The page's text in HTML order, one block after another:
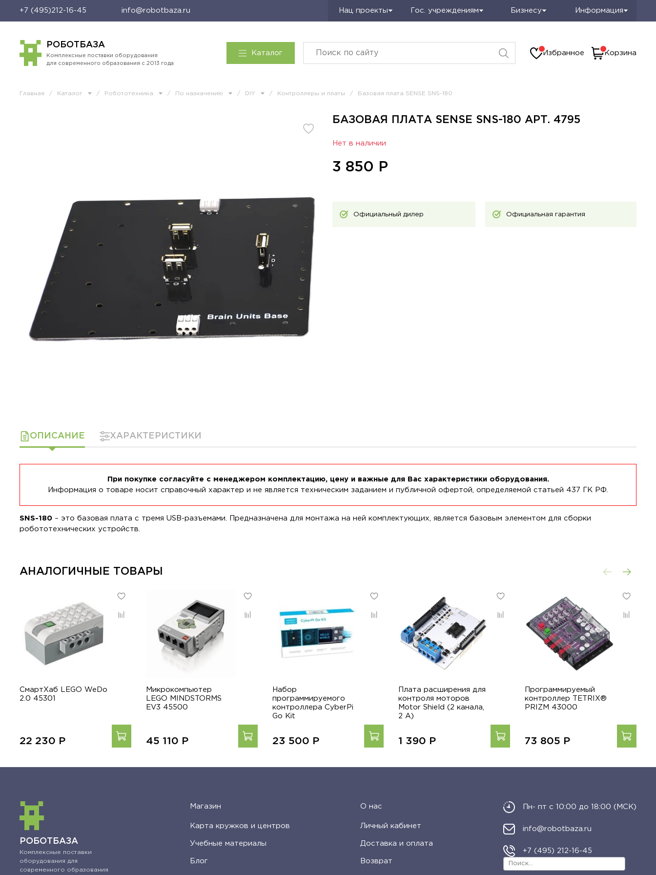
+7 (495)212-16-45 info@robotbaza.ru Нац проекты Гос. учреждениям Бизнесу Информация
РОБОТБАЗА
Комплексные поставки оборудования
для современного образования с 2013 года
Каталог Избранное Корзина
Главная / Каталог / Робототехника / По назначению / DIY / Контроллеры и платы / Базовая плата SENSE SNS-180
БАЗОВАЯ ПЛАТА SENSE SNS-180 АРТ. 4795
Нет в наличии
3 850 Р
Официальный дилер Официальная гарантия
ОПИСАНИЕ ХАРАКТЕРИСТИКИ
При покупке согласуйте с менеджером комплектацию, цену и важные для Вас характеристики оборудования.
Информация о товаре носит справочный характер и не является техническим заданием и публичной офертой, определяемой статьей 437 ГК РФ.
SNS-180 – это базовая плата с тремя USB-разъемами. Предназначена для монтажа на ней комплектующих, является базовым элементом для сборки
робототехнических устройств.
АНАЛОГИЧНЫЕ ТОВАРЫ
СмартХаб LEGO WeDo
2.0 45301
22 230 Р
Микрокомпьютер
LEGO MINDSTORMS
EV3 45500
45 110 Р
Набор
программируемого
контроллера CyberPi
Go Kit
23 500 Р
Плата расширения для
контроля моторов
Motor Shield (2 канала,
2 А)
1 390 Р
Программируемый
контроллер TETRIX®
PRIZM 43000
73 805 Р
РОБОТБАЗА
Комплексные поставки
оборудования для
современного образования
Магазин
Карта кружков и центров
Учебные материалы
Блог
О нас
Личный кабинет
Доставка и оплата
Возврат
Пн- пт с 10:00 до 18:00 (МСК)
info@robotbaza.ru
+7 (495) 212-16-45